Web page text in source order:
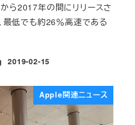
ら2017年の間にリリースさ
最低でも約26％高速である
投稿日
2019-02-15
Apple関連ニュース